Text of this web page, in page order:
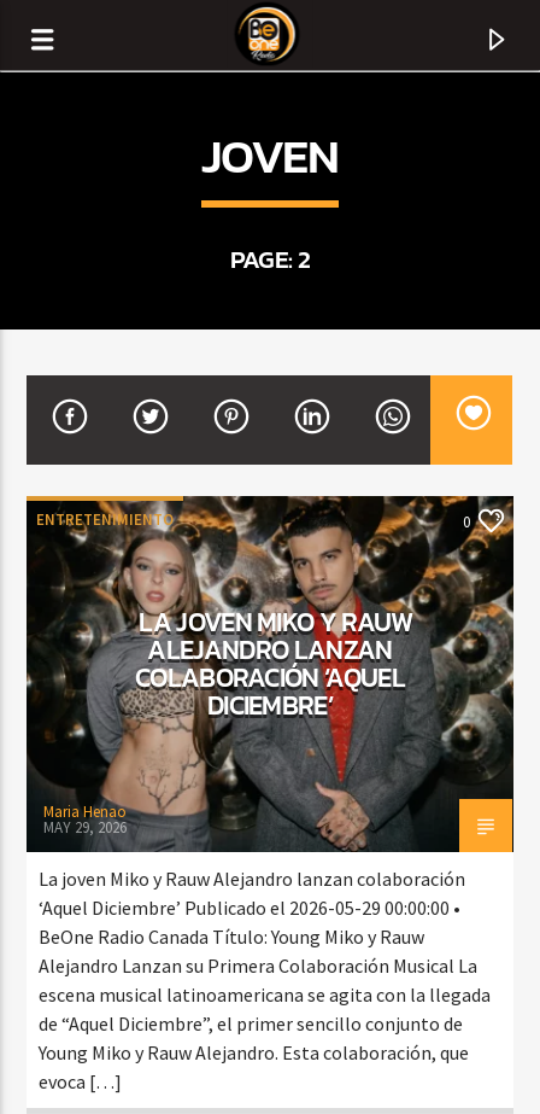
TITLE
ARTIST
CURRENT SHOW
BALADAS Y VALLENATO
3:00 PM 5:00 PM
Beone Radio
JOVEN
PAGE: 2
ENTRETENIMIENTO 0
LA JOVEN MIKO Y RAUW
ALEJANDRO LANZAN
COLABORACIÓN ‘AQUEL
DICIEMBRE’
Maria Henao
MAY 29, 2026
La joven Miko y Rauw Alejandro lanzan colaboración
‘Aquel Diciembre’ Publicado el 2026-05-29 00:00:00 •
BeOne Radio Canada Título: Young Miko y Rauw
Alejandro Lanzan su Primera Colaboración Musical La
escena musical latinoamericana se agita con la llegada
de “Aquel Diciembre”, el primer sencillo conjunto de
Young Miko y Rauw Alejandro. Esta colaboración, que
evoca […]